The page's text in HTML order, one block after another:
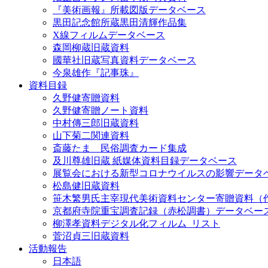
『美術画報』所載図版データベース
黒田記念館所蔵黒田清輝作品集
X線フィルムデータベース
森岡柳蔵旧蔵資料
國華社旧蔵写真資料データベース
今泉雄作『記事珠』
資料目録
久野健寄贈資料
久野健寄贈ノート資料
中村傳三郎旧蔵資料
山下菊二関連資料
斎藤たま 民俗調査カード集成
及川尊雄旧蔵 紙媒体資料目録データベース
展覧会における新型コロナウイルスの影響データ
松島健旧蔵資料
笹木繁男氏主宰現代美術資料センター寄贈資料（
京都府寺院重宝調査記録（赤松調書）データベー
柳澤孝資料デジタル化フィルム_リスト
菅沼貞三旧蔵資料
活動報告
日本語